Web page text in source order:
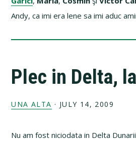
Andy, ca imi era lene sa imi aduc
Plec in Delta,
UNA ALTA · JULY 14, 2009
Nu am fost niciodata in Delta